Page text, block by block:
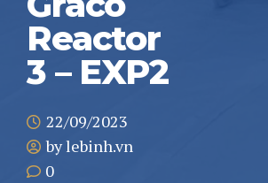
Reactor
3 – EXP2
22/09/2023
by lebinh.vn
0